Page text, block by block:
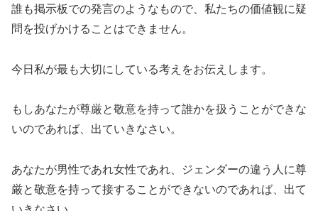
誰も掲示板での発言のようなもので、私たちの価値観に疑
問を投げかけることはできません。
今日私が最も大切にしている考えをお伝えします。
もしあなたが尊厳と敬意を持って誰かを扱うことができな
いのであれば、出ていきなさい。
あなたが男性であれ女性であれ、ジェンダーの違う人に尊
厳と敬意を持って接することができないのであれば、出て